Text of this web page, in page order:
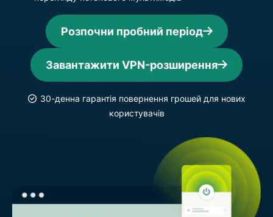
Розпочни пробний період
Завантажити VPN-розширення
30-денна гарантія повернення грошей для нових
користувачів